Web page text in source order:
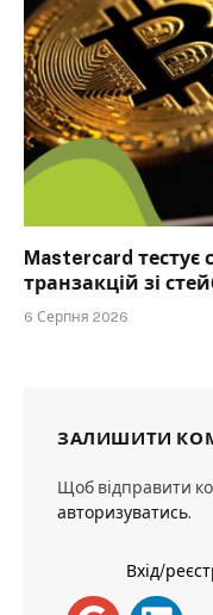
Mastercard тестує
транзакцій зі
6 Серпня 2026
ЗАЛИШИТИ
Щоб відправити
авторизуватись.
Вхід/